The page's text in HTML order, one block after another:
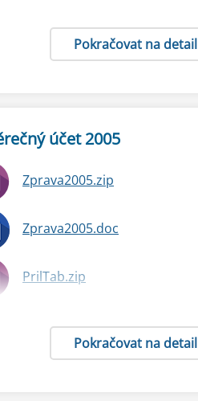
Pokračovat na detail
účet 2005
Zprava2005.zip
Zprava2005.doc
PrilTab.zip
Pokračovat na detail